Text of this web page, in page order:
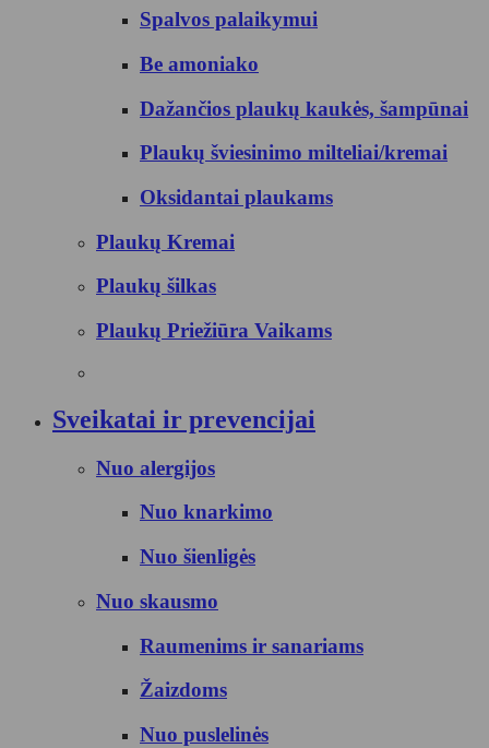
Spalvos palaikymui
Be amoniako
Dažančios plaukų kaukės, šampūnai
Plaukų šviesinimo milteliai/kremai
Oksidantai plaukams
Plaukų Kremai
Plaukų šilkas
Plaukų Priežiūra Vaikams
Sveikatai ir prevencijai
Nuo alergijos
Nuo knarkimo
Nuo šienligės
Nuo skausmo
Raumenims ir sanariams
Žaizdoms
Nuo puslelinės